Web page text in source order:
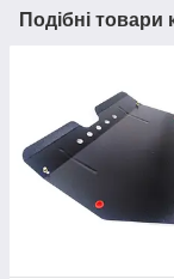
Подібні товари